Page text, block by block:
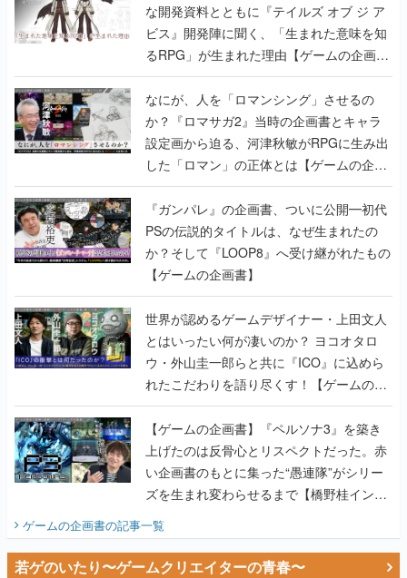
な開発資料とともに『テイルズ オブ ジ ア
ビス』開発陣に聞く、「生まれた意味を知
るRPG」が生まれた理由【ゲームの企画
書】
なにが、人を「ロマンシング」させるの
か？『ロマサガ2』当時の企画書とキャラ
設定画から迫る、河津秋敏がRPGに生み出
した「ロマン」の正体とは【ゲームの企画
書】
『ガンパレ』の企画書、ついに公開━初代
PSの伝説的タイトルは、なぜ生まれたの
か？そして『LOOP8』へ受け継がれたもの
【ゲームの企画書】
世界が認めるゲームデザイナー・上田文人
とはいったい何が凄いのか？ ヨコオタロ
ウ・外山圭一郎らと共に『ICO』に込めら
れたこだわりを語り尽くす！【ゲームの企
画書】
【ゲームの企画書】『ペルソナ3』を築き
上げたのは反骨心とリスペクトだった。赤
い企画書のもとに集った“愚連隊”がシリー
ズを生まれ変わらせるまで【橋野桂インタ
ゲームの企画書の記事一覧
若ゲのいたり〜ゲームクリエイターの青春〜